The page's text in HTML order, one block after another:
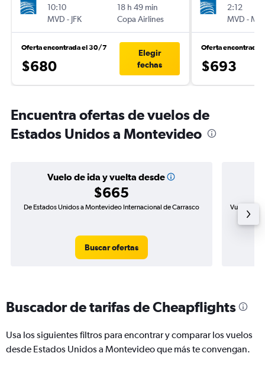
10:10
MVD - JFK
18 h 49 min
Copa Airlines
Oferta encontrada el 30/7
$680
Elegir
fechas
2:12
MVD -MIA
Oferta encontrada
$693
Encuentra ofertas de vuelos de
Estados Unidos a Montevideo
Vuelo de ida y vuelta desde
$665
De Estados Unidos a Montevideo Internacional de Carrasco
Buscar ofertas
Vuelo de
Buscador de tarifas de Cheapflights
Usa los siguientes filtros para encontrar y comparar los vuelos
desde Estados Unidos a Montevideo que más te convengan.